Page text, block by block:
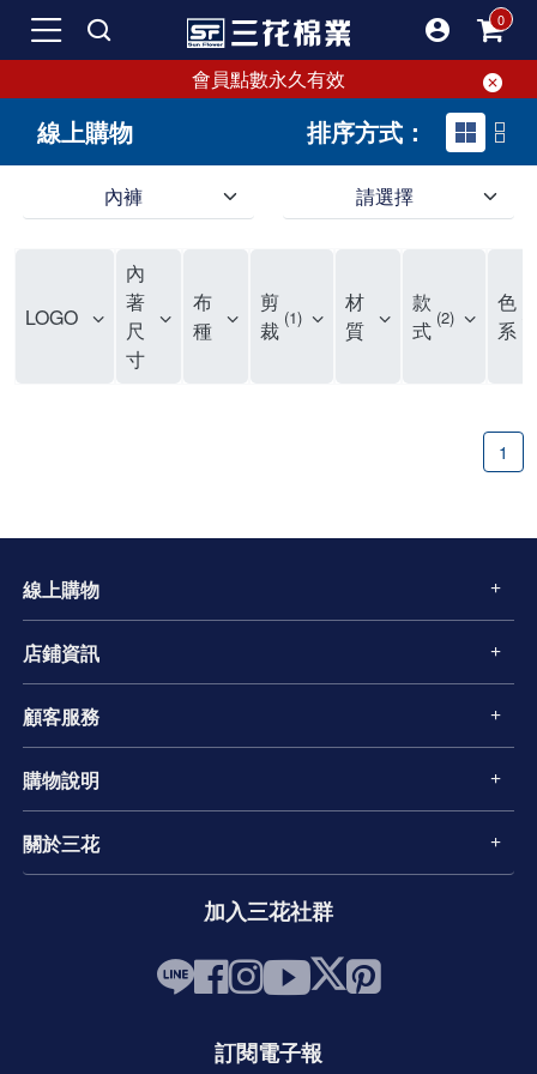
會員點數永久有效
線上購物 排序方式：
內褲 請選擇
LOGO
內
著
尺
寸
布
種
剪
裁 1
材
質
款
式 2
色
系
1
線上購物
店鋪資訊
顧客服務
購物說明
關於三花
加入三花社群
訂閱電子報